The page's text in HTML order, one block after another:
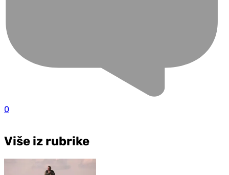
0
Više iz rubrike